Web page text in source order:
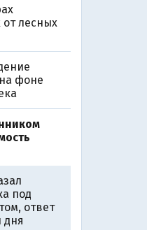
лесных
фоне
под
ответ
дня